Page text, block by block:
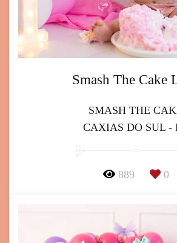
Smash The Cake
SMASH THE
CAXIAS DO SUL -
889 0